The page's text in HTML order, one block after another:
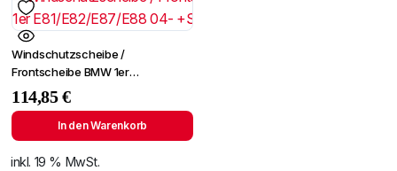
Windschutzscheibe /
Frontscheibe BMW 1er
E81/E82/E87/E88 04-
+Spiegelhalter
114,85€
In den Warenkorb
inkl. 19 % MwSt.